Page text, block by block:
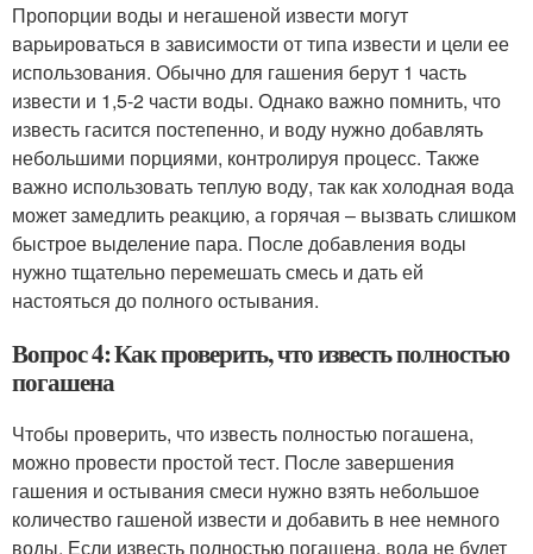
Пропорции воды и негашеной извести могут
варьироваться в зависимости от типа извести и цели ее
использования. Обычно для гашения берут 1 часть
извести и 1,5-2 части воды. Однако важно помнить, что
известь гасится постепенно, и воду нужно добавлять
небольшими порциями, контролируя процесс. Также
важно использовать теплую воду, так как холодная вода
может замедлить реакцию, а горячая – вызвать слишком
быстрое выделение пара. После добавления воды
нужно тщательно перемешать смесь и дать ей
настояться до полного остывания.
Вопрос 4: Как проверить, что известь полностью
погашена
Чтобы проверить, что известь полностью погашена,
можно провести простой тест. После завершения
гашения и остывания смеси нужно взять небольшое
количество гашеной извести и добавить в нее немного
воды. Если известь полностью погашена, вода не будет